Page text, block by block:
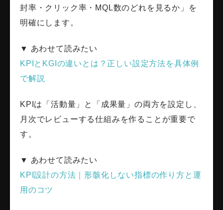
封率・クリック率・MQL数のどれを見るか」を
明確にします。
▼ あわせて読みたい
KPIとKGIの違いとは？正しい設定方法を具体例
で解説
KPIは「活動量」と「成果量」の両方を設定し、
月次でレビューする仕組みを作ることが重要で
す。
▼ あわせて読みたい
KPI設計の方法｜形骸化しない指標の作り方と運
用のコツ